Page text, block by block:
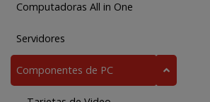
Computadoras All in One
Servidores
Componentes de PC